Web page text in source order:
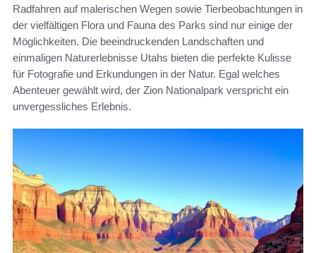
Radfahren auf malerischen Wegen sowie Tierbeobachtungen in
der vielfältigen Flora und Fauna des Parks sind nur einige der
Möglichkeiten. Die beeindruckenden Landschaften und
einmaligen Naturerlebnisse Utahs bieten die perfekte Kulisse
für Fotografie und Erkundungen in der Natur. Egal welches
Abenteuer gewählt wird, der Zion Nationalpark verspricht ein
unvergessliches Erlebnis.